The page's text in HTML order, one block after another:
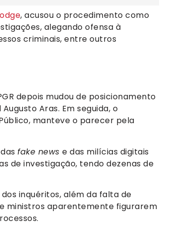
, acusou o procedimento como
alegando ofensa à
criminais, entre outros
depois mudou de posicionamento
Aras. Em seguida, o
manteve o parecer pela
fake news e das milícias digitais
de investigação, tendo dezenas de
inquéritos, além da falta de
ministros aparentemente figurarem